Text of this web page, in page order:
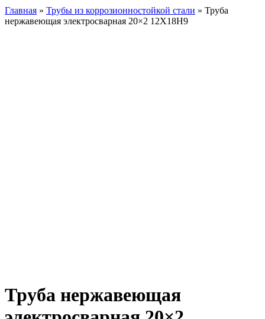
Главная » Трубы из коррозионностойкой стали » Труба
нержавеющая электросварная 20×2 12Х18Н9
Труба нержавеющая